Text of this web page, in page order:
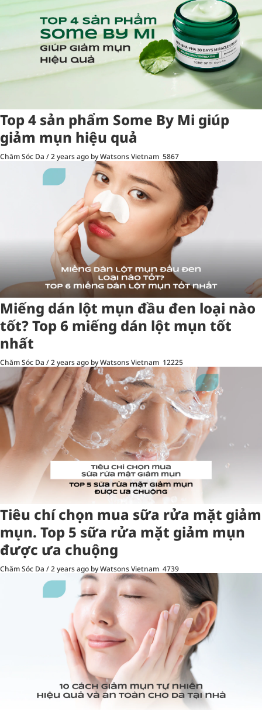
Top 4 sản phẩm Some By Mi giúp
giảm mụn hiệu quả
Chăm Sóc Da /2 years ago by Watsons Vietnam 5867
Miếng dán lột mụn đầu đen loại nào
tốt? Top 6 miếng dán lột mụn tốt
nhất
Chăm Sóc Da /2 years ago by Watsons Vietnam 12225
Tiêu chí chọn mua sữa rửa mặt giảm
mụn. Top 5 sữa rửa mặt giảm mụn
được ưa chuộng
Chăm Sóc Da /2 years ago by Watsons Vietnam 4739